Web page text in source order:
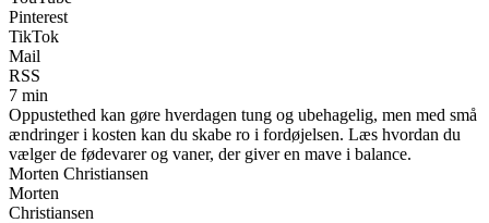
Pinterest
TikTok
Mail
RSS
7 min
Oppustethed kan gøre hverdagen tung og ubehagelig, men med små
ændringer i kosten kan du skabe ro i fordøjelsen. Læs hvordan du
vælger de fødevarer og vaner, der giver en mave i balance.
Morten Christiansen
Morten
Christiansen